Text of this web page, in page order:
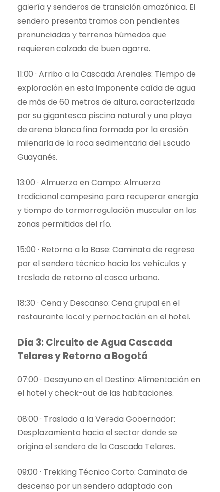
galería y senderos de transición amazónica. El
sendero presenta tramos con pendientes
pronunciadas y terrenos húmedos que
requieren calzado de buen agarre.
11:00 · Arribo a la Cascada Arenales: Tiempo de
exploración en esta imponente caída de agua
de más de 60 metros de altura, caracterizada
por su gigantesca piscina natural y una playa
de arena blanca fina formada por la erosión
milenaria de la roca sedimentaria del Escudo
Guayanés.
13:00 · Almuerzo en Campo: Almuerzo
tradicional campesino para recuperar energía
y tiempo de termorregulación muscular en las
zonas permitidas del río.
15:00 · Retorno a la Base: Caminata de regreso
por el sendero técnico hacia los vehículos y
traslado de retorno al casco urbano.
18:30 · Cena y Descanso: Cena grupal en el
restaurante local y pernoctación en el hotel.
Día 3: Circuito de Agua Cascada
Telares y Retorno a Bogotá
07:00 · Desayuno en el Destino: Alimentación en
el hotel y check-out de las habitaciones.
08:00 · Traslado a la Vereda Gobernador:
Desplazamiento hacia el sector donde se
origina el sendero de la Cascada Telares.
09:00 · Trekking Técnico Corto: Caminata de
descenso por un sendero adaptado con